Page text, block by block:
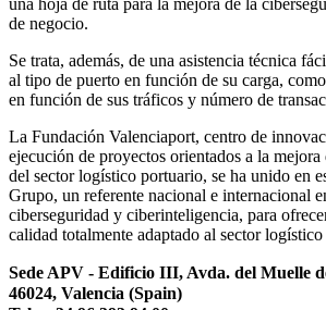
de negocio.
Se trata, además, de una asistencia técnica
al tipo de puerto en función de su carga,
en función de sus tráficos y número de
La Fundación Valenciaport, centro de
ejecución de proyectos orientados a la
del sector logístico portuario, se ha unido en
Grupo, un referente nacional e internacional
ciberseguridad y ciberinteligencia, para
calidad totalmente adaptado al sector
Sede APV - Edificio III, Avda. del Muelle
46024, Valencia (Spain)